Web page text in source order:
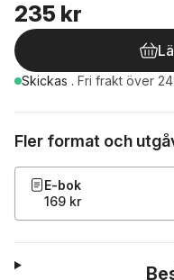
235 kr
Skickas . Fri frakt över
Fler format och
E-bok
169 kr